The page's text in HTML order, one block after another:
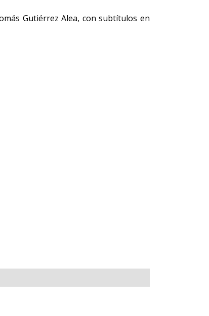
Gutiérrez Alea, con subtítulos en